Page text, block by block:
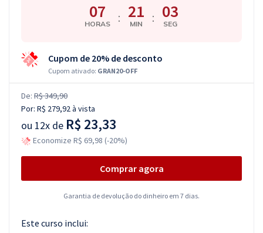
07
HORAS : 21
MIN : 02
SEG
Cupom de 20% de desconto
Cupom ativado: GRAN20-OFF
De: R$ 349,90
Por: R$ 279,92à vista
ou 12x de R$ 23,33
Economize R$ 69,98 (-20%)
Comprar agora
Garantia de devolução do dinheiro em 7 dias.
Este curso inclui: